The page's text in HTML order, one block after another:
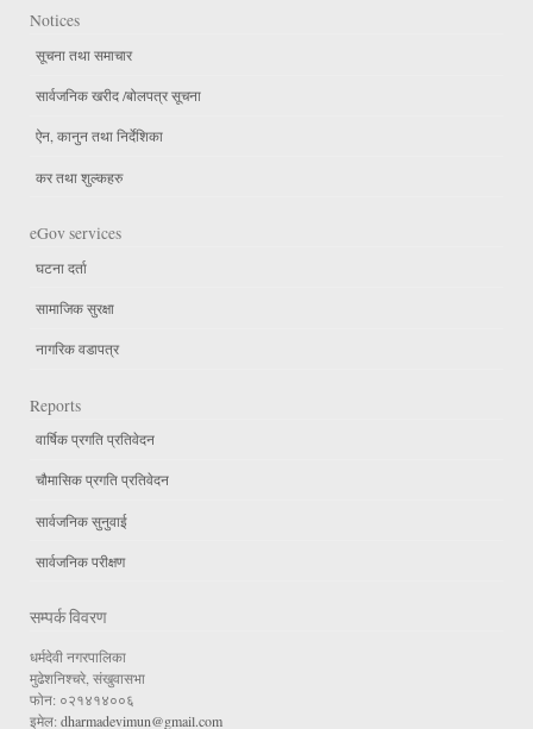
Notices
सूचना तथा समाचार
सार्वजनिक खरीद /बोलपत्र सूचना
ऐन, कानुन तथा निर्देशिका
कर तथा शुल्कहरु
eGov services
घटना दर्ता
सामाजिक सुरक्षा
नागरिक वडापत्र
Reports
वार्षिक प्रगति प्रतिवेदन
चौमासिक प्रगति प्रतिवेदन
सार्वजनिक सुनुवाई
सार्वजनिक परीक्षण
सम्पर्क विवरण
धर्मदेवी नगरपालिका
मुढेशनिश्चरे, संखुवासभा
फोन: ०२१४१४००६
इमेल: dharmadevimun@gmail.com